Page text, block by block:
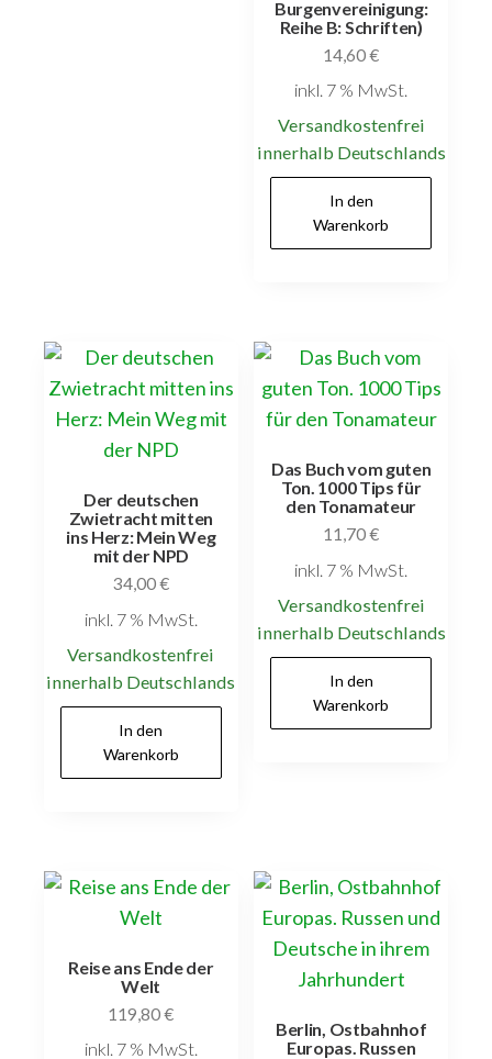
Burgenvereinigung:
Reihe B: Schriften)
14,60€
inkl. 7 % MwSt.
Versandkostenfrei
innerhalb Deutschlands
In den
Warenkorb
Der deutschen
Zwietracht mitten
ins Herz: Mein Weg
mit der NPD
34,00€
inkl. 7 % MwSt.
Versandkostenfrei
innerhalb Deutschlands
In den
Warenkorb
Das Buch vom guten
Ton. 1000 Tips für
den Tonamateur
11,70€
inkl. 7 % MwSt.
Versandkostenfrei
innerhalb Deutschlands
In den
Warenkorb
Reise ans Ende der
Welt
119,80€
inkl. 7 % MwSt.
Berlin, Ostbahnhof
Europas. Russen